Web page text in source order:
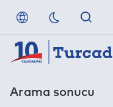
Arama sonucu